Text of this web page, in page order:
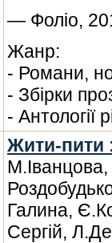
— Фоліо,
Жанр:
- Романи,
- Збірки
- Антології
Жити-пити
Галина,
Сергій,